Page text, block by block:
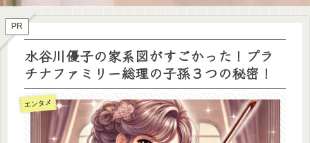
PR
水谷川優子の家系図がすごかった！プラ
チナファミリー総理の子孫３つの秘密！
エンタメ